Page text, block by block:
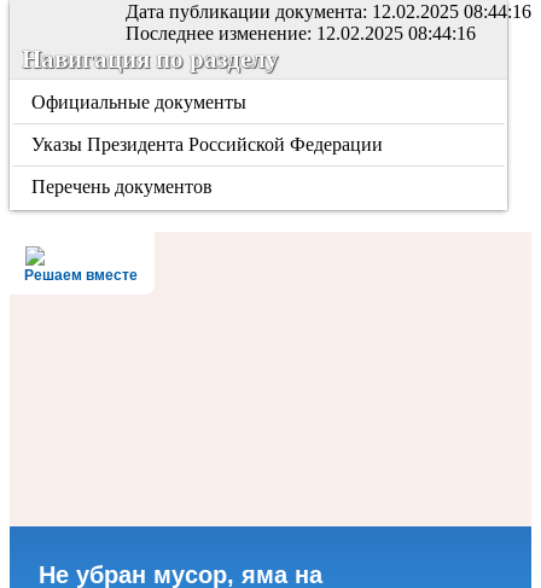
Дата публикации документа: 12.02.2025 08:44:16
Последнее изменение: 12.02.2025 08:44:16
Навигация по разделу
Официальные документы
Указы Президента Российской Федерации
Перечень документов
Решаем вместе
Не убран мусор, яма на